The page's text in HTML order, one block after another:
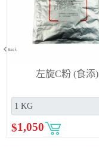
左旋C粉 (食添)
$1,050